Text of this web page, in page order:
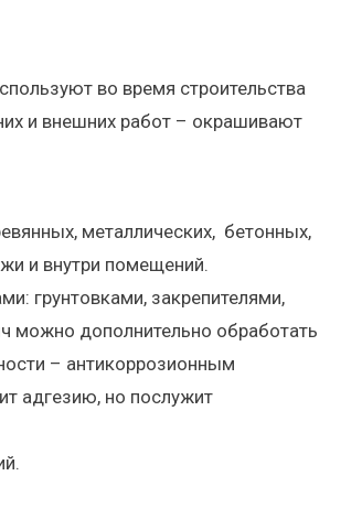
во время строительства
и внешних работ – окрашивают
металлических, бетонных,
и внутри помещений.
грунтовками, закрепителями,
можно дополнительно обработать
– антикоррозионным
адгезию, но послужит